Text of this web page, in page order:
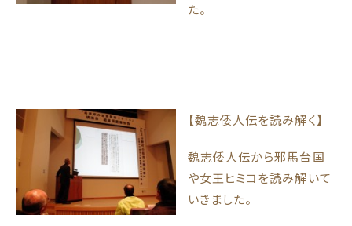
た。
【魏志倭人伝を読み解く】
魏志倭人伝から邪馬台国
や女王ヒミコを読み解いて
いきました。